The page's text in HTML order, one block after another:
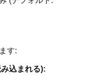
す:
込まれる):